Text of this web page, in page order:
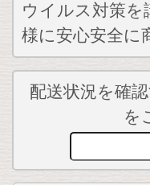
ウイルス対策
様に安心安全に
配送状況を確
を